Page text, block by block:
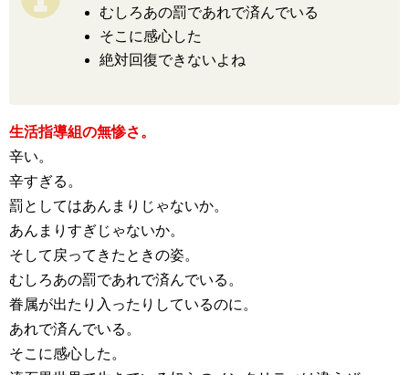
むしろあの罰であれで済んでいる
そこに感心した
絶対回復できないよね
生活指導組の無惨さ。
辛い。
辛すぎる。
罰としてはあんまりじゃないか。
あんまりすぎじゃないか。
そして戻ってきたときの姿。
むしろあの罰であれで済んでいる。
眷属が出たり入ったりしているのに。
あれで済んでいる。
そこに感心した。